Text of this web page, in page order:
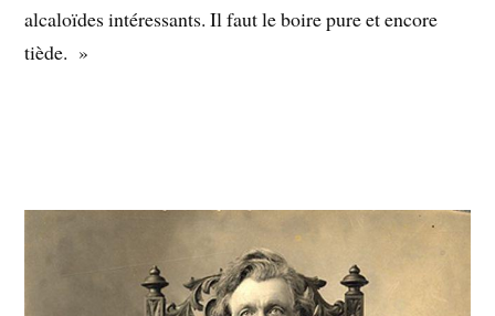
alcaloïdes intéressants. Il faut le boire pure et encore
tiède. »